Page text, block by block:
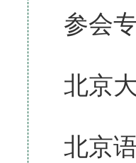
参会
北京
北京